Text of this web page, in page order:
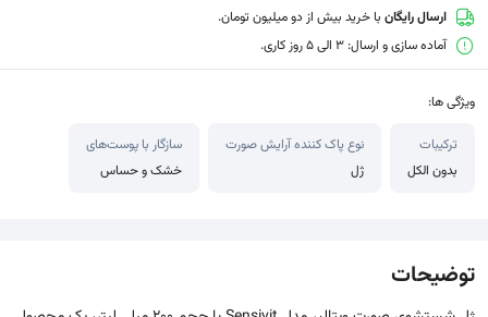
ارسال رایگان با خرید بیش از دو میلیون تومان.
آماده سازی و ارسال: 3 الی 5 روز کاری.
ویژگی ها:
ترکیبات
بدون الکل
نوع پاک کننده آرایش صورت
ژل
سازگار با پوست‌های
خشک و حساس
توضیحات